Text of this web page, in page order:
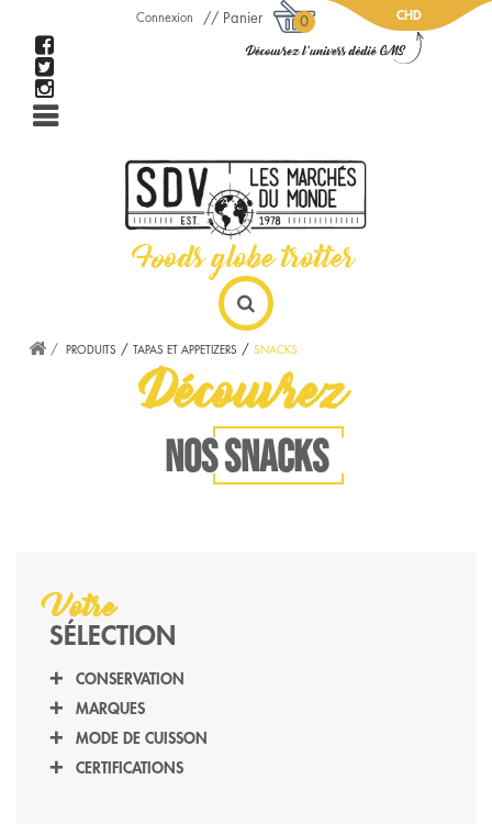
CHD
Panier 0
Connexion
PRODUITS TAPAS ET APPETIZERS SNACKS
Découvrez
NOS SNACKS
Votre
SÉLECTION
CONSERVATION
SEC (2)
MARQUES
CLASSIC FOODS(2)
MODE DE CUISSON
MICRO ONDES(2)
CERTIFICATIONS